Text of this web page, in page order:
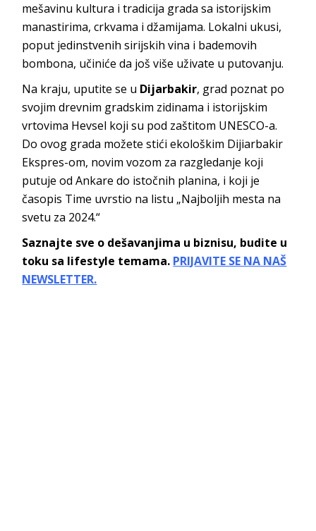
mešavinu kultura i tradicija grada sa istorijskim
manastirima, crkvama i džamijama. Lokalni ukusi,
poput jedinstvenih sirijskih vina i bademovih
bombona, učiniće da još više uživate u putovanju.
Na kraju, uputite se u Dijarbakir, grad poznat po
svojim drevnim gradskim zidinama i istorijskim
vrtovima Hevsel koji su pod zaštitom UNESCO-a.
Do ovog grada možete stići ekološkim Dijiarbakir
Ekspres-om, novim vozom za razgledanje koji
putuje od Ankare do istočnih planina, i koji je
časopis Time uvrstio na listu „Najboljih mesta na
svetu za 2024.“
Saznajte sve o dešavanjima u biznisu, budite u
toku sa lifestyle temama. PRIJAVITE SE NA NAŠ
NEWSLETTER.